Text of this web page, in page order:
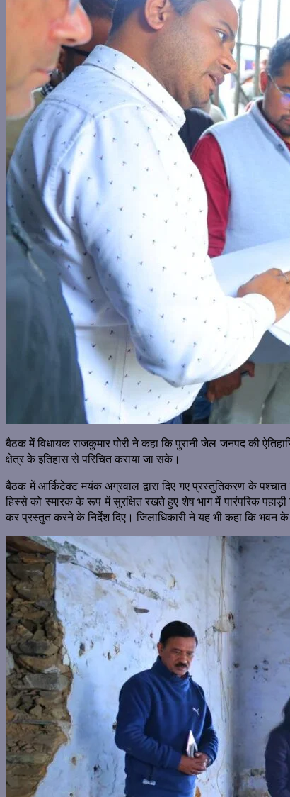
बैठक में विधायक राजकुमार पोरी ने कहा कि पुरानी जेल जनपद की
क्षेत्र के इतिहास से परिचित कराया जा सके।
बैठक में आर्किटेक्ट मयंक अग्रवाल द्वारा दिए गए प्रस्तुतिकरण के पश्चात
हिस्से को स्मारक के रूप में सुरक्षित रखते हुए शेष भाग में पारंपरिक पहाड़ी
कर प्रस्तुत करने के निर्देश दिए। जिलाधिकारी ने यह भी कहा कि